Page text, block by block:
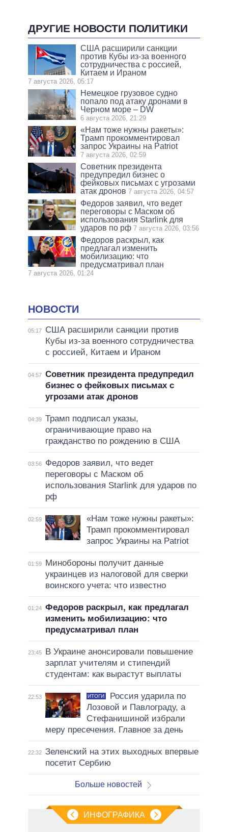
ДРУГИЕ НОВОСТИ ПОЛИТИКИ
США расширили санкции
против Кубы из-за военного
сотрудничества с россией,
Китаем и Ираном
7 августа 2026, 05:17
Немецкое грузовое судно
попало под атаку дронами в
Черном море – DW
6 августа 2026, 21:29
«Нам тоже нужны ракеты»:
Трамп прокомментировал
запрос Украины на Patriot
7 августа 2026, 02:59
Советник президента
предупредил бизнес о
фейковых письмах с угрозами
атак дронов 7 августа 2026, 04:57
Федоров заявил, что ведет
переговоры с Маском об
использования Starlink для
ударов по рф 7 августа 2026, 03:56
Федоров раскрыл, как
предлагал изменить
мобилизацию: что
предусматривал план
7 августа 2026, 01:24
НОВОСТИ
05:17
США расширили санкции против
Кубы из-за военного сотрудничества
с россией, Китаем и Ираном
04:57 Советник президента предупредил
бизнес о фейковых письмах с
угрозами атак дронов
04:39 Трамп подписал указы,
ограничивающие право на
гражданство по рождению в США
03:56
Федоров заявил, что ведет
переговоры с Маском об
использования Starlink для ударов по
рф
02:59
«Нам тоже нужны ракеты»:
Трамп прокомментировал
запрос Украины на Patriot
01:59
Минобороны получит данные
украинцев из налоговой для сверки
воинского учета: что известно
01:24 Федоров раскрыл, как предлагал
изменить мобилизацию: что
предусматривал план
23:45
В Украине анонсировали повышение
зарплат учителям и стипендий
студентам: как вырастут выплаты
22:53 ИТОГИ
Россия ударила по
Лозовой и Павлограду, а
Стефанишиной избрали
меру пресечения. Главное за день
22:32 Зеленский на этих выходных впервые
посетит Сербию
Больше новостей
ИНФОГРАФИКА